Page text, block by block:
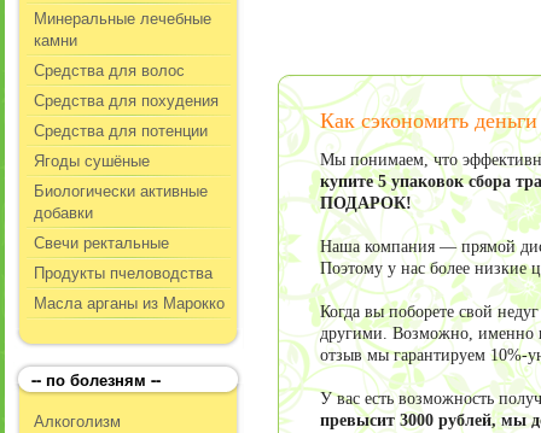
Минеральные лечебные
камни
Средства для волос
Средства для похудения
Средства для потенции
Ягоды сушёные
Биологически активные
добавки
Свечи ректальные
Продукты пчеловодства
Масла арганы из Марокко
-- по болезням --
Алкоголизм
Как сэкономить
Мы понимаем, что
купите 5 упаковок сбора
ПОДАРОК!
Наша компания — прямой
Поэтому у нас более низкие
Когда вы поборете свой
другими. Возможно, именно
отзыв мы гарантируем 10%-
У вас есть возможность
превысит 3000 рублей, мы